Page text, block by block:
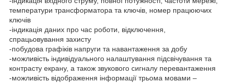
температури трансформатора та ключів, номер працюючих
ключів
-індикація даних про час роботи, відключення,
спрацьовування захисту
-побудова графіків напруги та навантаження за добу
-можливість індивідуального налаштування підсвічування та
контрасту екрану, а також звукового сигналу перевантаження
-можливість відображення інформації трьома мовами –